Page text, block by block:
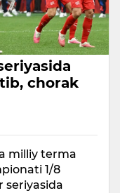
chorak
milliy terma
1/8
seriyasida